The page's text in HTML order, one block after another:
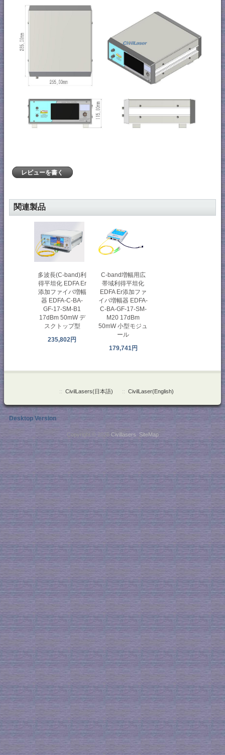
レビューを書く
関連製品
多波長(C-band)利
得平坦化 EDFA Er
添加ファイバ増幅
器 EDFA-C-BA-
GF-17-SM-B1
17dBm 50mW デ
スクトップ型
235,802円
C-band増幅用広
帯域利得平坦化
EDFA Er添加ファ
イバ増幅器 EDFA-
C-BA-GF-17-SM-
M20 17dBm
50mW 小型モジュ
ール
179,741円
:: CivilLasers(日本語) :: CivilLaser(English)
Desktop Version
Copyright © 2026Civillasers SiteMap